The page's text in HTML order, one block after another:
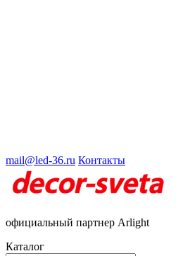
mail@led-36.ru Контакты
официальный партнер Arlight
Каталог